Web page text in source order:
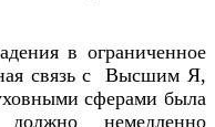
в ограниченное
связь с Высшим Я,
сферами была
немедленно